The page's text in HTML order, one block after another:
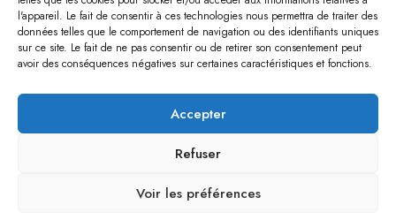
l'appareil. Le fait de consentir à ces technologies nous permettra de traiter des
données telles que le comportement de navigation ou des identifiants uniques
sur ce site. Le fait de ne pas consentir ou de retirer son consentement peut
avoir des conséquences négatives sur certaines caractéristiques et fonctions.
Accepter
Refuser
Voir les préférences
Tél. :021 881 28 25
au coeur du Gros-de-Vaud
DOCUMENTS
FERMETURE DE L’ADMINISTRATION
COMMUNALE DU 24 JUILLET DES
12H00 AU 10 AOUT 2026 A 15h00.